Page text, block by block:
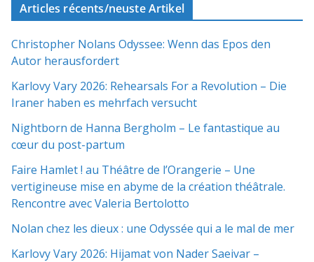
Articles récents/neuste Artikel
Christopher Nolans Odyssee: Wenn das Epos den
Autor herausfordert
Karlovy Vary 2026: Rehearsals For a Revolution – Die
Iraner haben es mehrfach versucht
Nightborn de Hanna Bergholm – Le fantastique au
cœur du post-partum
Faire Hamlet ! au Théâtre de l’Orangerie – Une
vertigineuse mise en abyme de la création théâtrale.
Rencontre avec Valeria Bertolotto
Nolan chez les dieux : une Odyssée qui a le mal de mer
Karlovy Vary 2026: Hijamat von Nader Saeivar​​ –